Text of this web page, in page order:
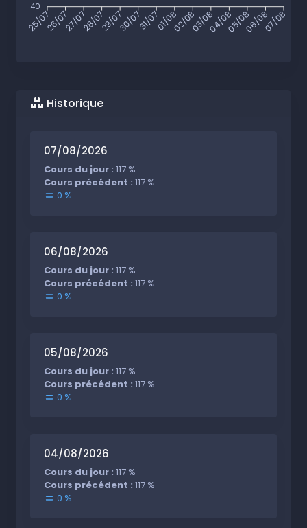
40
25/0726/0727/0728/0729/0730/0731/0701/0802/0803/0804/0805/0806/0807/08
Historique
07/08/2026
Cours du jour : 117 %
Cours précédent : 117 %
0 %
06/08/2026
Cours du jour : 117 %
Cours précédent : 117 %
0 %
05/08/2026
Cours du jour : 117 %
Cours précédent : 117 %
0 %
04/08/2026
Cours du jour : 117 %
Cours précédent : 117 %
0 %